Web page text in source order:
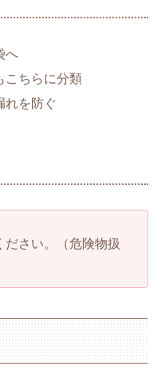
へ
こちらに分類
れを防ぐ
さい。（危険物扱